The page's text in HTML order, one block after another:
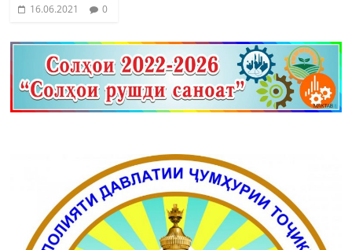
16.06.2021 0